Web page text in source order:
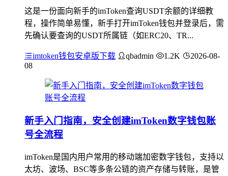
这是一份面向新手的imToken查询USDT余额的详细教
程，操作简单易懂，新手打开imToken钱包并登录后，需
先确认要查询的USDT所属链（如ERC20、TR...
imtoken钱包安卓版下载 qbadmin 1.2K
2026-08-
08
新手入门指南，安全创建imToken数字钱包账
号全流程
imToken是国内用户常用的移动端加密数字钱包，支持以
太坊、波场、BSC等多条公链的资产存储与转账，是管